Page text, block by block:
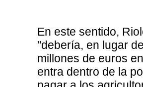
En este sentido,
"debería, en lugar
millones de euros
entra dentro de la